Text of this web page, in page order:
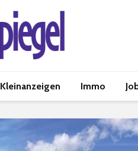
Kleinanzeigen Immo